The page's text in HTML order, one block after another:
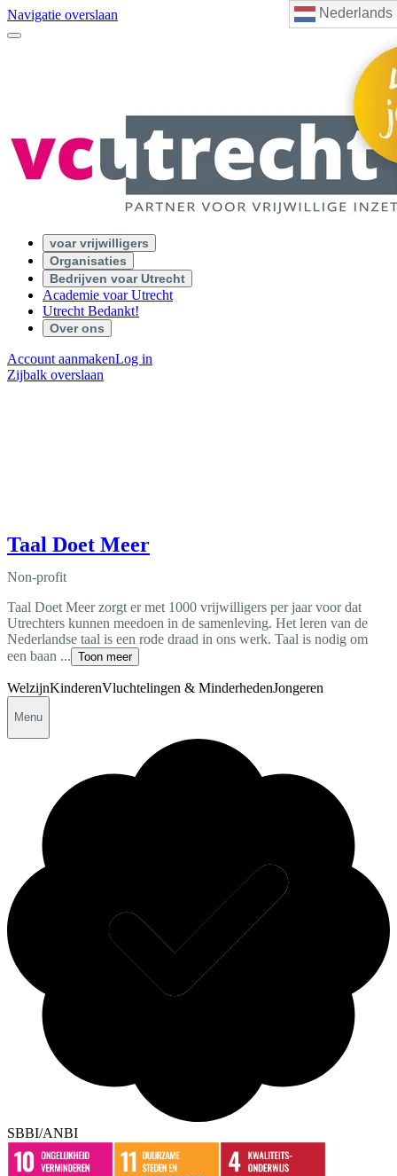
Nederlands
Navigatie overslaan
voar vrijwilligers
Organisaties
Bedrijven voar Utrecht
Academie voar Utrecht
Utrecht Bedankt!
Over ons
Account aanmakenLog in
Zijbalk overslaan
Taal Doet Meer
Non-profit
Taal Doet Meer zorgt er met 1000 vrijwilligers per jaar voor dat
Utrechters kunnen meedoen in de samenleving. Het leren van de
Nederlandse taal is een rode draad in ons werk. Taal is nodig om
een baan ... Toon meer
WelzijnKinderenVluchtelingen & MinderhedenJongeren
Menu
SBBI/ANBI